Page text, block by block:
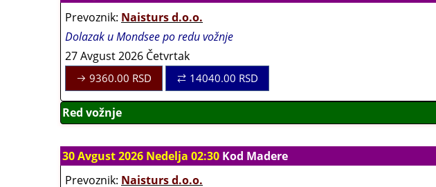
Prevoznik: Naisturs d.o.o.
Dolazak u Mondsee po redu vožnje
27 Avgust 2026 Četvrtak
9360.00 RSD 14040.00 RSD
Red vožnje
30 Avgust 2026 Nedelja 02:30 Kod Madere
Prevoznik: Naisturs d.o.o.